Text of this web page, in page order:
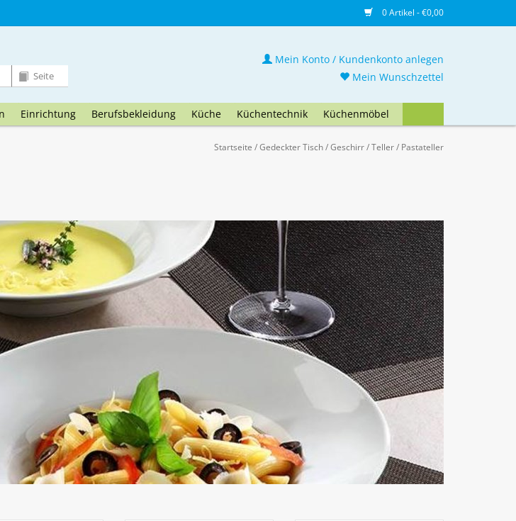
0 Artikel - €0,00
Einrichtung Berufsbekleidung Küche Küchentechnik Küchenmöbel
Mein Konto / Kundenkonto anlegen
Mein Wunschzettel
Startseite /Gedeckter Tisch/Geschirr/Teller/ Pastateller